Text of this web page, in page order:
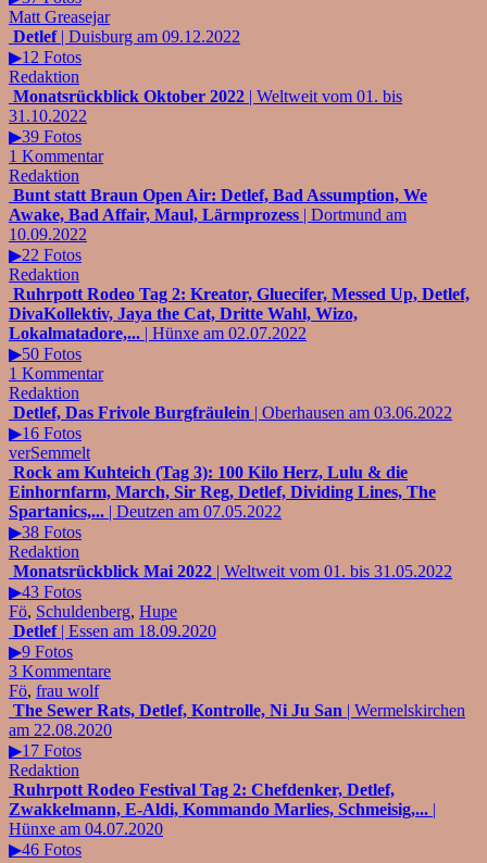
Matt Greasejar
Detlef| Duisburg am 09.12.2022
▶12 Fotos
Redaktion
Monatsrückblick Oktober 2022 | Weltweit vom 01. bis
31.10.2022
▶39 Fotos
1 Kommentar
Redaktion
Bunt statt Braun Open Air: Detlef, Bad Assumption, We
Awake, Bad Affair, Maul, Lärmprozess | Dortmund am
10.09.2022
▶22 Fotos
Redaktion
Ruhrpott Rodeo Tag 2: Kreator, Gluecifer, Messed Up, Detlef,
DivaKollektiv, Jaya the Cat, Dritte Wahl, Wizo,
Lokalmatadore,... | Hünxe am 02.07.2022
▶50 Fotos
1 Kommentar
Redaktion
Detlef, Das Frivole Burgfräulein | Oberhausen am 03.06.2022
▶16 Fotos
verSemmelt
Rock am Kuhteich (Tag 3): 100 Kilo Herz, Lulu & die
Einhornfarm, March, Sir Reg, Detlef, Dividing Lines, The
Spartanics,... | Deutzen am 07.05.2022
▶38 Fotos
Redaktion
Monatsrückblick Mai 2022 | Weltweit vom 01. bis 31.05.2022
▶43 Fotos
Fö, Schuldenberg, Hupe
Detlef| Essen am 18.09.2020
▶9 Fotos
3 Kommentare
Fö, frau wolf
The Sewer Rats, Detlef, Kontrolle, Ni Ju San | Wermelskirchen
am 22.08.2020
▶17 Fotos
Redaktion
Ruhrpott Rodeo Festival Tag 2: Chefdenker, Detlef,
Zwakkelmann, E-Aldi, Kommando Marlies, Schmeisig,... |
Hünxe am 04.07.2020
▶46 Fotos